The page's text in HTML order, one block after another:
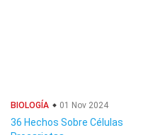
BIOLOGÍA 01 Nov 2024
36 Hechos Sobre Células